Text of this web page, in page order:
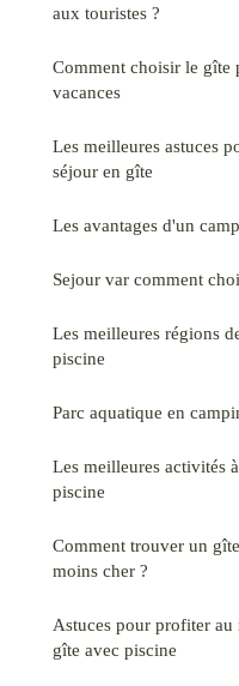
aux touristes ?
Comment choisir le gîte
vacances
Les meilleures astuces
séjour en gîte
Les avantages d'un
Sejour var comment
Les meilleures régions
piscine
Parc aquatique en
Les meilleures activités
piscine
Comment trouver un
moins cher ?
Astuces pour profiter
gîte avec piscine